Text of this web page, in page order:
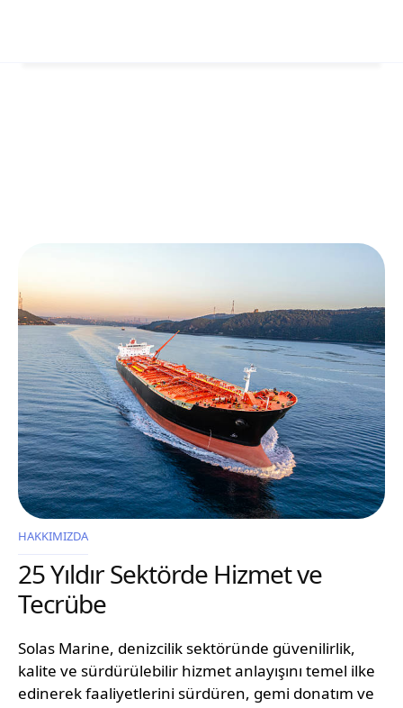
HAKKIMIZDA
25 Yıldır Sektörde Hizmet ve
Tecrübe
Solas Marine, denizcilik sektöründe güvenilirlik,
kalite ve sürdürülebilir hizmet anlayışını temel ilke
edinerek faaliyetlerini sürdüren, gemi donatım ve